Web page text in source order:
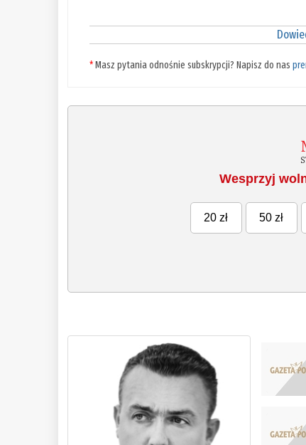
*Masz pytania odnośnie subskrypcji? Napisz do nas
Wesprzyj
20 zł 50 zł